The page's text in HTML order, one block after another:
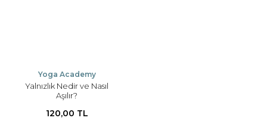
Yoga Academy
Yalnızlık Nedir ve Nasıl
Aşılır?
120,00 TL